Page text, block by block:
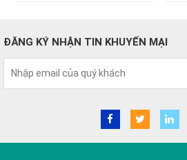
ĐĂNG KÝ NHẬN TIN KHUYẾN MẠI